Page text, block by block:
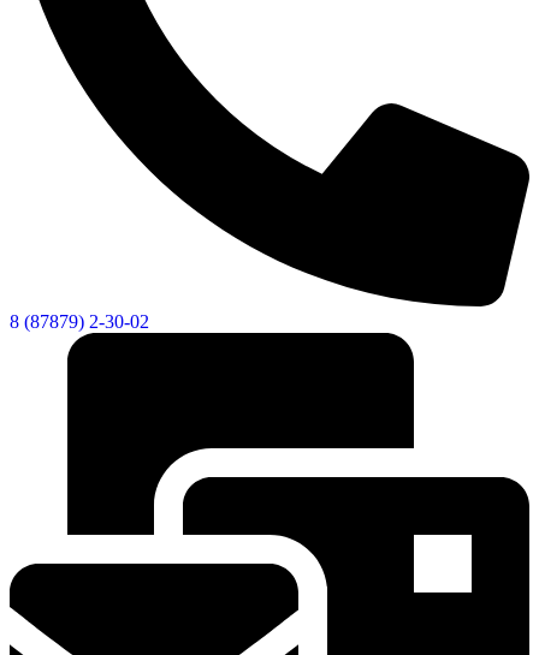
8 (87879) 2-30-02